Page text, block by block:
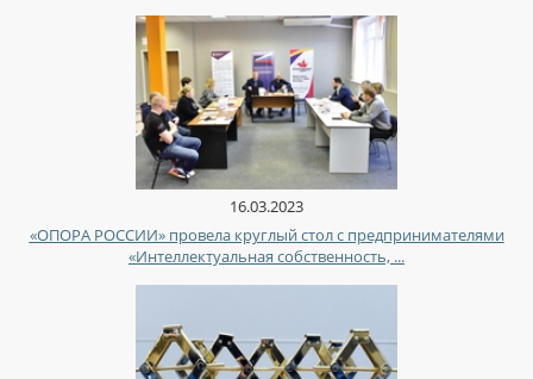
16.03.2023
«ОПОРА РОССИИ» провела круглый стол с предпринимателями
«Интеллектуальная собственность, ...